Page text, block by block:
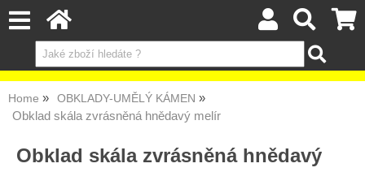
Home OBKLADY-UMĚLÝ KÁMEN
Obklad skála zvrásněná hnědavý melír
Obklad skála zvrásněná hnědavý